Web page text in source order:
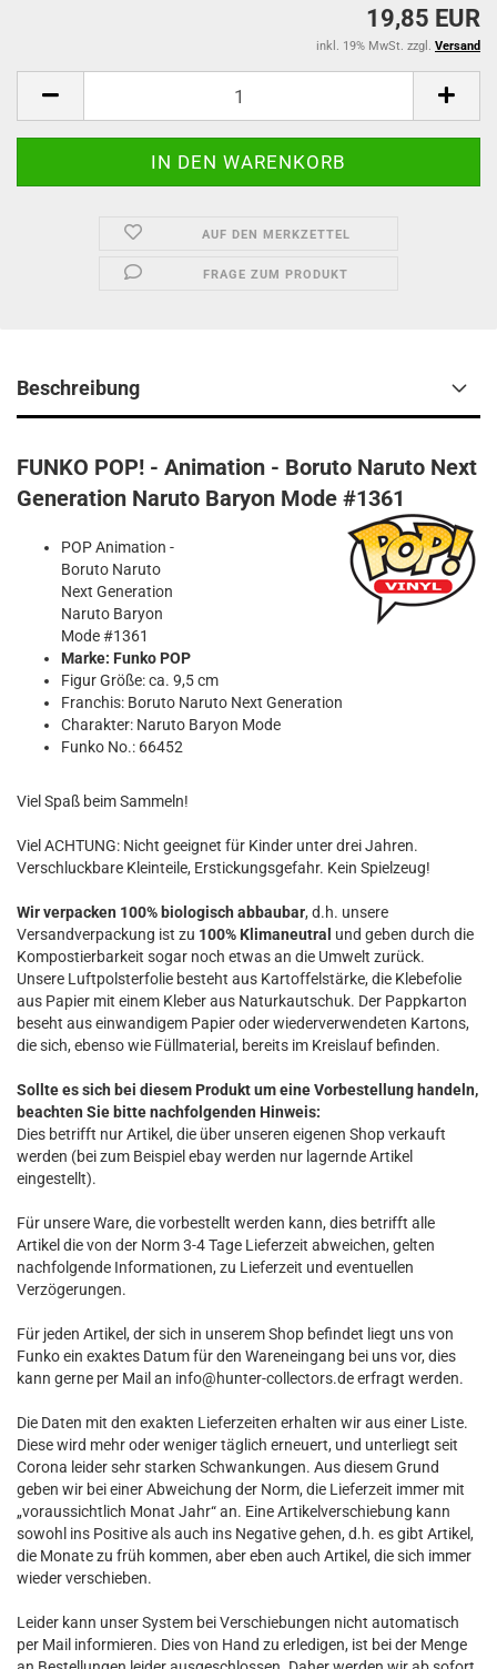
19,85 EUR
inkl. 19% MwSt. zzgl. Versand
AUF DEN MERKZETTEL
FRAGE ZUM PRODUKT
Beschreibung
FUNKO POP! - Animation - Boruto Naruto Next
Generation Naruto Baryon Mode #1361
POP Animation -
Boruto Naruto
Next Generation
Naruto Baryon
Mode #1361
Marke: Funko POP
Figur Größe: ca. 9,5 cm
Franchis: Boruto Naruto Next Generation
Charakter: Naruto Baryon Mode
Funko No.: 66452
Viel Spaß beim Sammeln!
Viel ACHTUNG: Nicht geeignet für Kinder unter drei Jahren.
Verschluckbare Kleinteile, Erstickungsgefahr. Kein Spielzeug!
Wir verpacken 100% biologisch abbaubar, d.h. unsere
Versandverpackung ist zu 100% Klimaneutral und geben durch die
Kompostierbarkeit sogar noch etwas an die Umwelt zurück.
Unsere Luftpolsterfolie besteht aus Kartoffelstärke, die Klebefolie
aus Papier mit einem Kleber aus Naturkautschuk. Der Pappkarton
beseht aus einwandigem Papier oder wiederverwendeten Kartons,
die sich, ebenso wie Füllmaterial, bereits im Kreislauf befinden.
Sollte es sich bei diesem Produkt um eine Vorbestellung handeln,
beachten Sie bitte nachfolgenden Hinweis:
Dies betrifft nur Artikel, die über unseren eigenen Shop verkauft
werden (bei zum Beispiel ebay werden nur lagernde Artikel
eingestellt).
Für unsere Ware, die vorbestellt werden kann, dies betrifft alle
Artikel die von der Norm 3-4 Tage Lieferzeit abweichen, gelten
nachfolgende Informationen, zu Lieferzeit und eventuellen
Verzögerungen.
Für jeden Artikel, der sich in unserem Shop befindet liegt uns von
Funko ein exaktes Datum für den Wareneingang bei uns vor, dies
kann gerne per Mail an info@hunter-collectors.de erfragt werden.
Die Daten mit den exakten Lieferzeiten erhalten wir aus einer Liste.
Diese wird mehr oder weniger täglich erneuert, und unterliegt seit
Corona leider sehr starken Schwankungen. Aus diesem Grund
geben wir bei einer Abweichung der Norm, die Lieferzeit immer mit
„voraussichtlich Monat Jahr“ an. Eine Artikelverschiebung kann
sowohl ins Positive als auch ins Negative gehen, d.h. es gibt Artikel,
die Monate zu früh kommen, aber eben auch Artikel, die sich immer
wieder verschieben.
Leider kann unser System bei Verschiebungen nicht automatisch
per Mail informieren. Dies von Hand zu erledigen, ist bei der Menge